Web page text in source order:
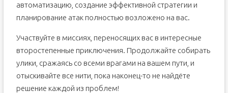
автоматизацию, создание эффективной стратегии и
планирование атак полностью возложено на вас.
Участвуйте в миссиях, переносящих вас в интересные
второстепенные приключения. Продолжайте собирать
улики, сражаясь со всеми врагами на вашем пути, и
отыскивайте все нити, пока наконец-то не найдёте
решение каждой из проблем!